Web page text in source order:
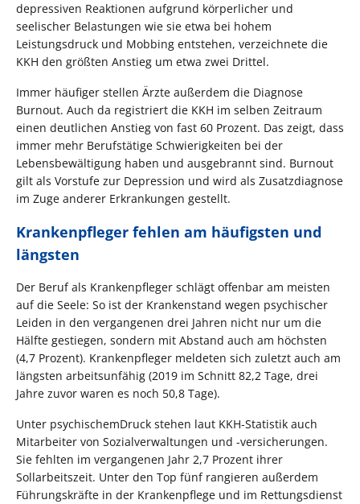
depressiven Reaktionen aufgrund körperlicher und
seelischer Belastungen wie sie etwa bei hohem
Leistungsdruck und Mobbing entstehen, verzeichnete die
KKH den größten Anstieg um etwa zwei Drittel.
Immer häufiger stellen Ärzte außerdem die Diagnose
Burnout. Auch da registriert die KKH im selben Zeitraum
einen deutlichen Anstieg von fast 60 Prozent. Das zeigt, dass
immer mehr Berufstätige Schwierigkeiten bei der
Lebensbewältigung haben und ausgebrannt sind. Burnout
gilt als Vorstufe zur Depression und wird als Zusatzdiagnose
im Zuge anderer Erkrankungen gestellt.
Krankenpfleger fehlen am häufigsten und
längsten
Der Beruf als Krankenpfleger schlägt offenbar am meisten
auf die Seele: So ist der Krankenstand wegen psychischer
Leiden in den vergangenen drei Jahren nicht nur um die
Hälfte gestiegen, sondern mit Abstand auch am höchsten
(4,7 Prozent). Krankenpfleger meldeten sich zuletzt auch am
längsten arbeitsunfähig (2019 im Schnitt 82,2 Tage, drei
Jahre zuvor waren es noch 50,8 Tage).
Unter psychischemDruck stehen laut KKH-Statistik auch
Mitarbeiter von Sozialverwaltungen und -versicherungen.
Sie fehlten im vergangenen Jahr 2,7 Prozent ihrer
Sollarbeitszeit. Unter den Top fünf rangieren außerdem
Führungskräfte in der Krankenpflege und im Rettungsdienst